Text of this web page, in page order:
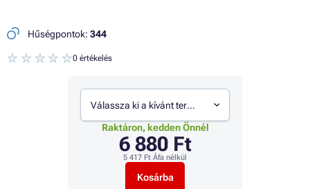
Hűségpontok: 344
0 értékelés
Válassza ki a kívánt termékváltozatot
Raktáron, kedden Önnél
6 880 Ft
5 417 Ft Áfa nélkül
Kosárba